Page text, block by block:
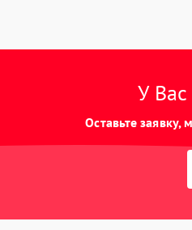
У
Оставьте